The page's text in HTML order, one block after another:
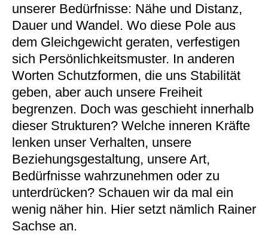
unserer Bedürfnisse: Nähe und Distanz,
Dauer und Wandel. Wo diese Pole aus
dem Gleichgewicht geraten, verfestigen
sich Persönlichkeitsmuster. In anderen
Worten Schutzformen, die uns Stabilität
geben, aber auch unsere Freiheit
begrenzen. Doch was geschieht innerhalb
dieser Strukturen? Welche inneren Kräfte
lenken unser Verhalten, unsere
Beziehungsgestaltung, unsere Art,
Bedürfnisse wahrzunehmen oder zu
unterdrücken? Schauen wir da mal ein
wenig näher hin. Hier setzt nämlich Rainer
Sachse an.